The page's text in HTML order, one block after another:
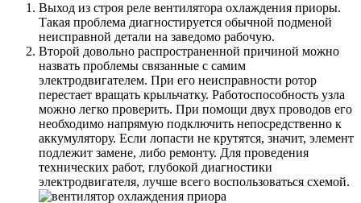
Выход из строя реле вентилятора охлаждения приоры.
Такая проблема диагностируется обычной подменой
неисправной детали на заведомо рабочую.
Второй довольно распространенной причиной можно
назвать проблемы связанные с самим
электродвигателем. При его неисправности ротор
перестает вращать крыльчатку. Работоспособность узла
можно легко проверить. При помощи двух проводов его
необходимо напрямую подключить непосредственно к
аккумулятору. Если лопасти не крутятся, значит, элемент
подлежит замене, либо ремонту. Для проведения
технических работ, глубокой диагностики
электродвигателя, лучше всего воспользоваться схемой.